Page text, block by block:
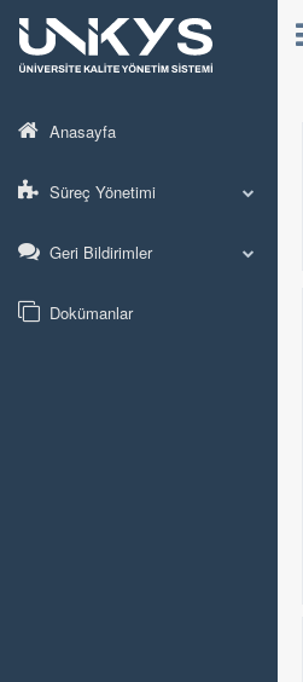
Anasayfa
Süreç Yönetimi
Geri Bildirimler
Dokümanlar